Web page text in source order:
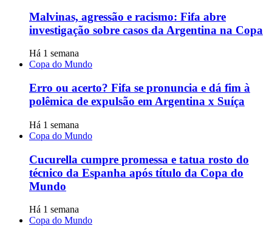
Malvinas, agressão e racismo: Fifa abre
investigação sobre casos da Argentina na Copa
Há 1 semana
Copa do Mundo
Erro ou acerto? Fifa se pronuncia e dá fim à
polêmica de expulsão em Argentina x Suíça
Há 1 semana
Copa do Mundo
Cucurella cumpre promessa e tatua rosto do
técnico da Espanha após título da Copa do
Mundo
Há 1 semana
Copa do Mundo